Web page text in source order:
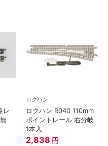
レ
ロクハン
ロクハン R040 110mm
ポイントレール 右分岐
1本入
2,838 円